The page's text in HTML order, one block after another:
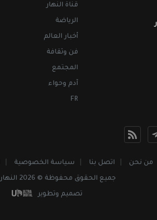
قناة النهار
الرياضة
أخبار العالم
فن وثقافة
المجتمع
آدم وحواء
FR
من نحن اتصل بنا سياسة الخصوصية
جميع الحقوق محفوظة © 2026 النهار أونلاين
تصميم وتطوير